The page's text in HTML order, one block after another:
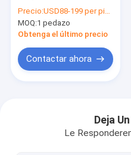
8TB 16TB 32TB 64TB
128O HDD Seagate
Western Digital del
4TB
Precio:USD88-199 per piece
MOQ:1 pedazo
Obtenga el último precio
Contactar ahora
Deja
Le